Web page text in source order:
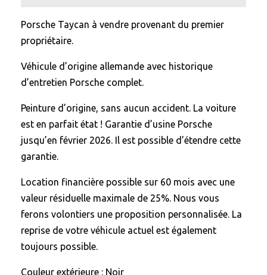
Porsche Taycan à vendre provenant du premier
propriétaire.
Véhicule d’origine allemande avec historique
d’entretien Porsche complet.
Peinture d’origine, sans aucun accident. La voiture
est en parfait état ! Garantie d’usine Porsche
jusqu’en février 2026. Il est possible d’étendre cette
garantie.
Location financière possible sur 60 mois avec une
valeur résiduelle maximale de 25%. Nous vous
ferons volontiers une proposition personnalisée. La
reprise de votre véhicule actuel est également
toujours possible.
Couleur extérieure : Noir